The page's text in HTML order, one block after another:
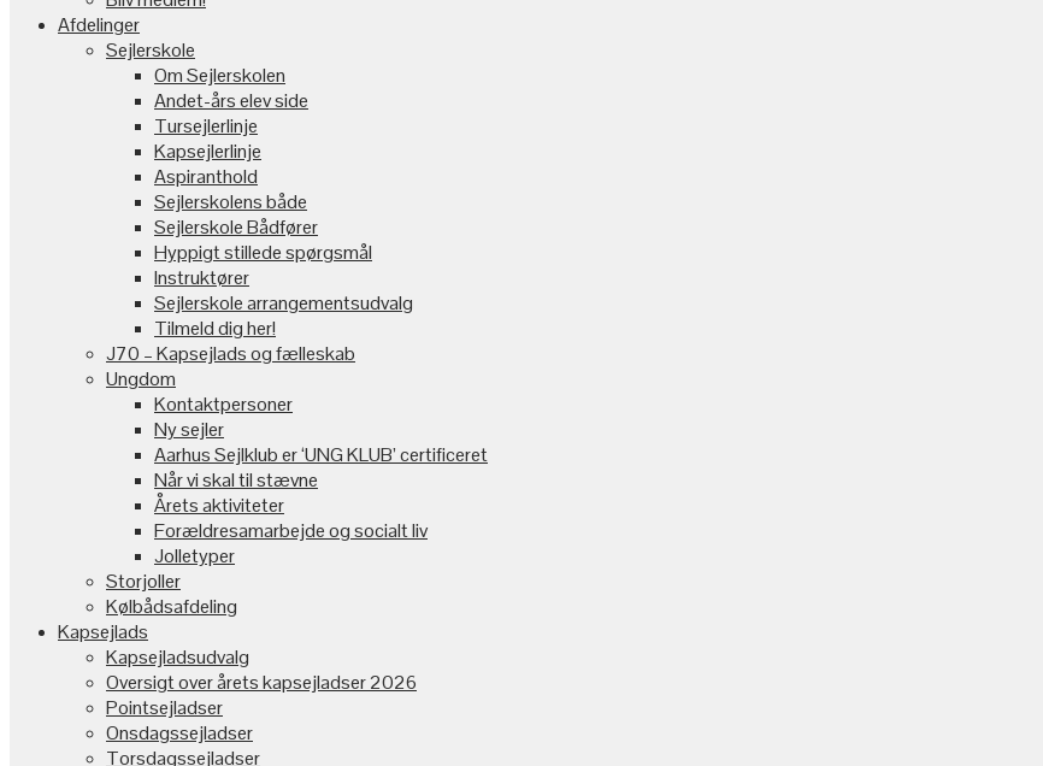
Afdelinger
Sejlerskole
Om Sejlerskolen
Andet-års elev side
Tursejlerlinje
Kapsejlerlinje
Aspiranthold
Sejlerskolens både
Sejlerskole Bådfører
Hyppigt stillede spørgsmål
Instruktører
Sejlerskole arrangementsudvalg
Tilmeld dig her!
J70 – Kapsejlads og fælleskab
Ungdom
Kontaktpersoner
Ny sejler
Aarhus Sejlklub er ‘UNG KLUB’ certificeret
Når vi skal til stævne
Årets aktiviteter
Forældresamarbejde og socialt liv
Jolletyper
Storjoller
Kølbådsafdeling
Kapsejlads
Kapsejladsudvalg
Oversigt over årets kapsejladser 2026
Pointsejladser
Onsdagssejladser
Torsdagssejladser